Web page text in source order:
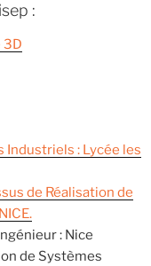
:
3D
Industriels : Lycée les
de Réalisation de
: Nice
de Systèmes